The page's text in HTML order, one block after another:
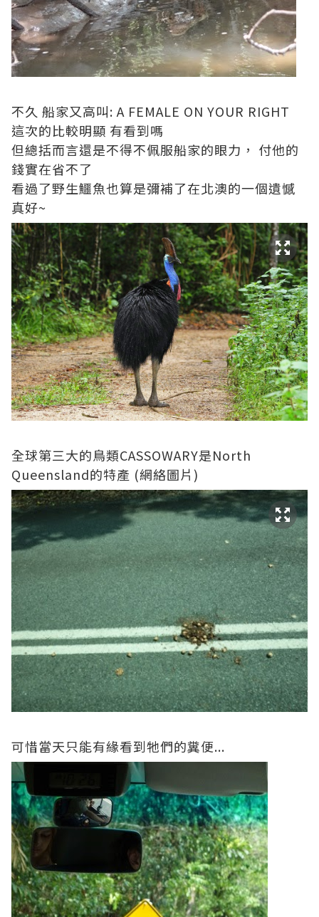
不久 船家又高叫: A FEMALE ON YOUR RIGHT
這次的比較明顯 有看到嗎
但總括而言還是不得不佩服船家的眼力， 付他的
錢實在省不了
看過了野生鱷魚也算是彌補了在北澳的一個遺憾
真好~
全球第三大的鳥類CASSOWARY是North
Queensland的特產 (網絡圖片)
可惜當天只能有緣看到牠們的糞便...